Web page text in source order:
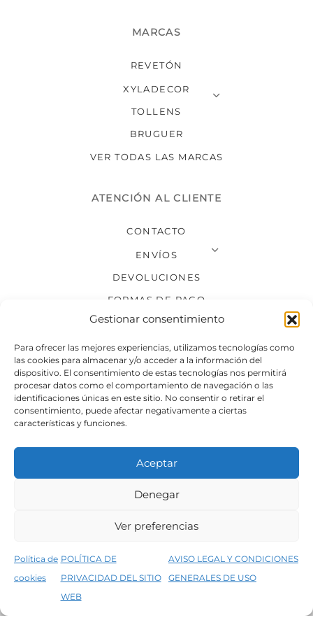
Gestionar consentimiento
Para ofrecer las mejores experiencias, utilizamos tecnologías como
las cookies para almacenar y/o acceder a la información del
dispositivo. El consentimiento de estas tecnologías nos permitirá
procesar datos como el comportamiento de navegación o las
identificaciones únicas en este sitio. No consentir o retirar el
consentimiento, puede afectar negativamente a ciertas
características y funciones.
Aceptar
Denegar
Ver preferencias
Política de
cookies
POLÍTICA DE
PRIVACIDAD DEL SITIO
WEB
AVISO LEGAL Y CONDICIONES
GENERALES DE USO
5% de descuento en tu primera compra, utiliza el código PRIMERACOMPRA
MARCAS
REVETÓN
XYLADECOR
TOLLENS
BRUGUER
VER TODAS LAS MARCAS
ATENCIÓN AL CLIENTE
CONTACTO
ENVÍOS
DEVOLUCIONES
FORMAS DE PAGO
SÍGUENOS
Condiciones generales de venta
Política de privacidad del sitio web
©2026 Decopintur- todos los derechos